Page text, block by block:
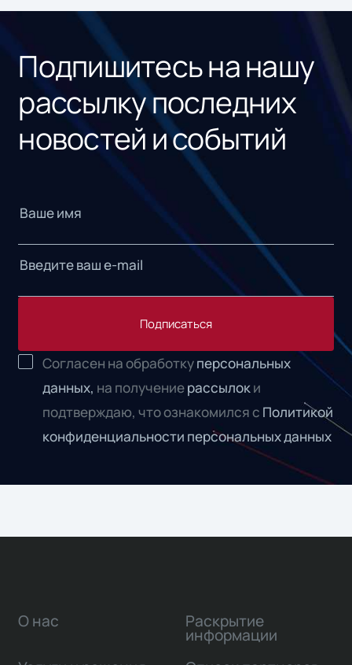
Подпишитесь на нашу
рассылку последних
новостей и событий
Подписаться
Согласен на обработкуперсональных
данных, на получениерассылоки
подтверждаю, что ознакомился с Политикой
конфиденциальности персональных данных
О нас Раскрытие
информации